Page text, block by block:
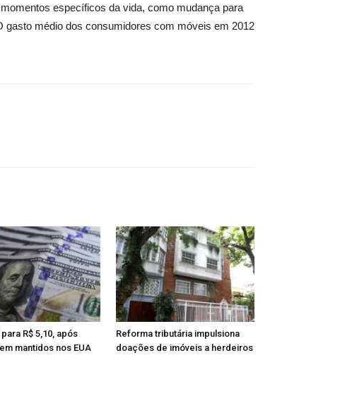
específicos da vida, como mudança para
gasto médio dos consumidores com móveis em 2012
R$ 5,10, após
mantidos nos EUA
Reforma tributária impulsiona
doações de imóveis a herdeiros